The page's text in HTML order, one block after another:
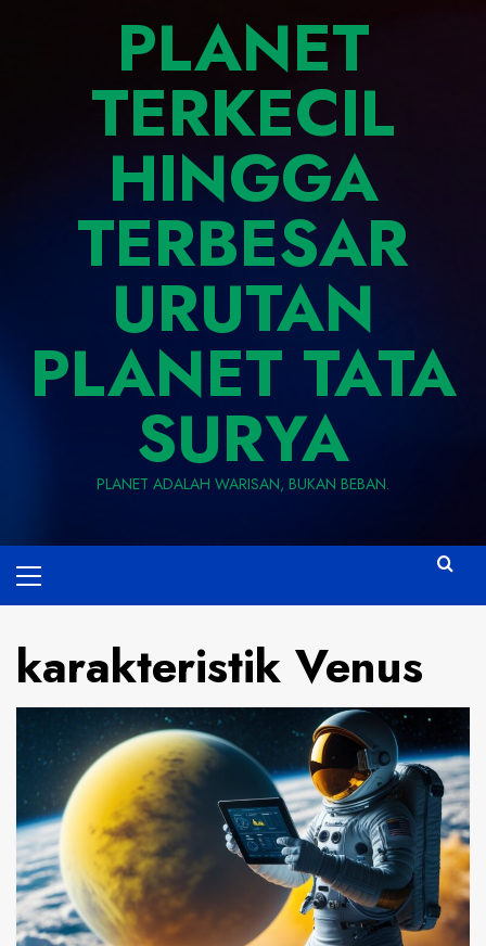
PLANET
TERKECIL
HINGGA
TERBESAR
URUTAN
PLANET TATA
SURYA
PLANET ADALAH WARISAN, BUKAN BEBAN.
Menu
karakteristik Venus